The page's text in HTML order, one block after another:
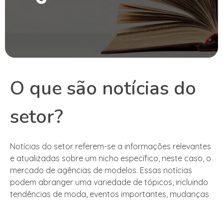
O que são notícias do
setor?
Notícias do setor referem-se a informações relevantes
e atualizadas sobre um nicho específico, neste caso, o
mercado de agências de modelos. Essas notícias
podem abranger uma variedade de tópicos, incluindo
tendências de moda, eventos importantes, mudanças